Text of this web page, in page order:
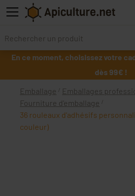
Skip to main content
En ce moment, choisissez votre
dès 99€ !
Emballage
Emballages
Fourniture d'emballage
36 rouleaux d'adhésifs
couleur)